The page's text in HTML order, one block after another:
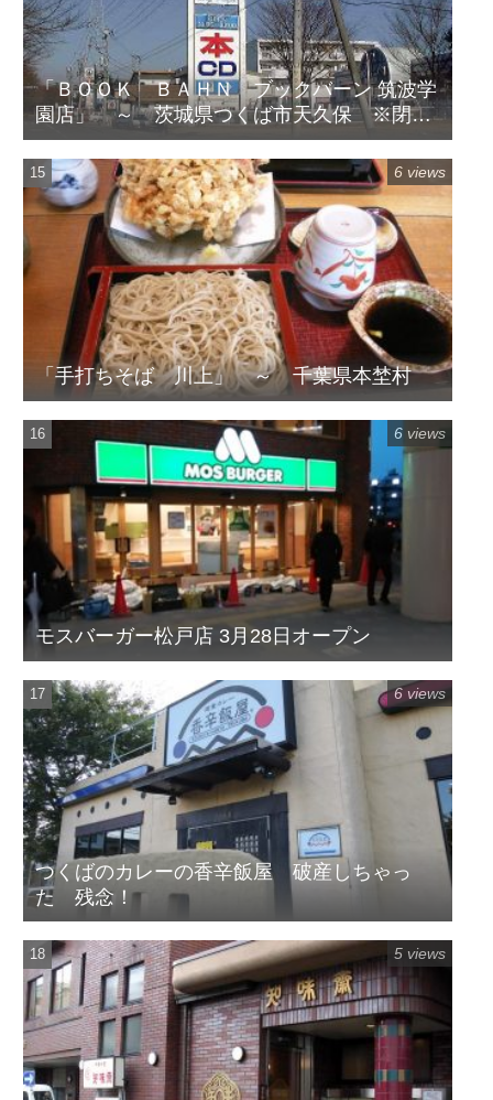
「ＢＯＯＫ ＢＡＨＮ ブックバーン 筑波学
園店」 ～ 茨城県つくば市天久保 ※閉店
してます
「手打ちそば 川上」 ～ 千葉県本埜村
6 views
モスバーガー松戸店 3月28日オープン
6 views
つくばのカレーの香辛飯屋 破産しちゃっ
た 残念！
6 views
5 views